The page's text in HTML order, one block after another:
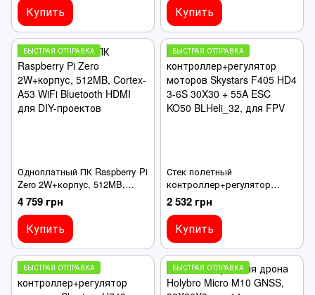
Купить Купить
БЫСТРАЯ ОТПРАВКА
Одноплатный ПК Raspberry Pi
Zero 2W+корпус, 512MB,
Cortex-A53 WiFi Bluetooth
HDMI для DIY-проектов
4 759 грн
Купить
БЫСТРАЯ ОТПРАВКА
Стек полетный
контроллер+регулятор
моторов Skystars F405 HD4
3-6S 30X30 + 55A ESC KO50
BLHeli_32, для FPV
2 532 грн
Купить
БЫСТРАЯ ОТПРАВКА БЫСТРАЯ ОТПРАВКА